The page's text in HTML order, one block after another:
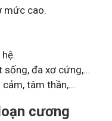
mức cao.
sống, đa xơ cứng,…
tâm thần,…
cương